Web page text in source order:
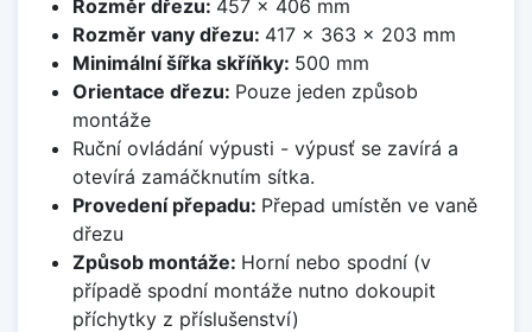
Rozměr dřezu: 457 x 406 mm
Rozměr vany dřezu: 417 x 363 x 203 mm
Minimální šířka skříňky: 500 mm
Orientace dřezu: Pouze jeden způsob
montáže
Ruční ovládání výpusti - výpusť se zavírá a
otevírá zamáčknutím sítka.
Provedení přepadu: Přepad umístěn ve vaně
dřezu
Způsob montáže: Horní nebo spodní (v
případě spodní montáže nutno dokoupit
příchytky z příslušenství)